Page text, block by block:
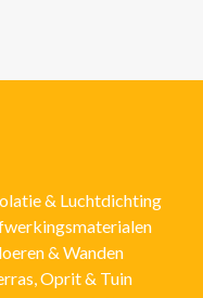
& Luchtdichting
& Wanden
Oprit & Tuin